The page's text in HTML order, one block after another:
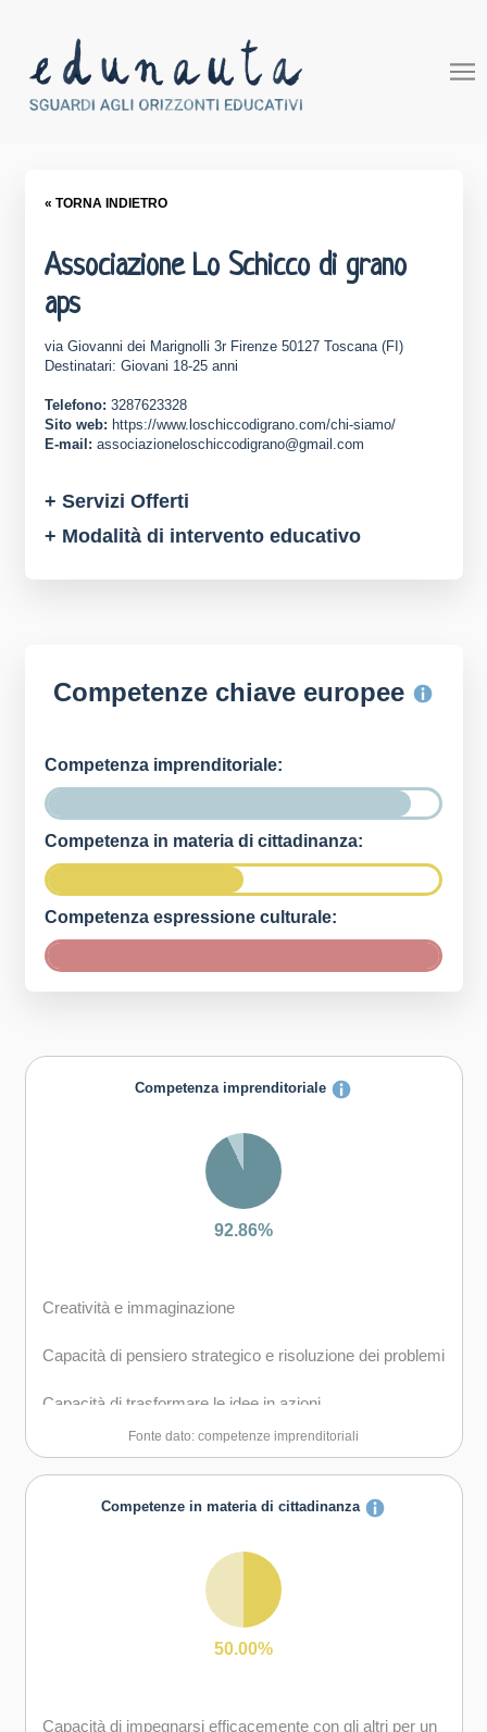
« TORNA INDIETRO
Associazione Lo Schicco di grano
aps
via Giovanni dei Marignolli 3r Firenze 50127 Toscana (FI)
Destinatari: Giovani 18-25 anni
Telefono: 3287623328
Sito web: https://www.loschiccodigrano.com/chi-siamo/
E-mail: associazioneloschiccodigrano@gmail.com
+ Servizi Offerti
+ Modalità di intervento educativo
Competenze chiave europee
Competenza imprenditoriale:
Competenza in materia di cittadinanza:
Competenza espressione culturale:
Competenza imprenditoriale
92.86%
Creatività e immaginazione
Capacità di pensiero strategico e risoluzione dei problemi
Capacità di trasformare le idee in azioni
Capacità di assumere l'iniziativa
gruppo sia in maniera autonoma
Capacità di comunicare e negoziare efficacemente con
Fonte dato: competenze imprenditoriali
Competenze in materia di cittadinanza
50.00%
Capacità di impegnarsi efficacemente con gli altri per un